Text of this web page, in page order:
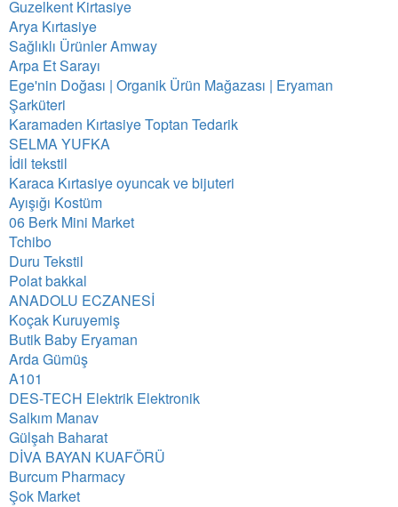
Guzelkent Kirtasiye
Arya Kırtasiye
Sağlıklı Ürünler Amway
Arpa Et Sarayı
Ege'nin Doğası | Organik Ürün Mağazası | Eryaman
Şarküteri
Karamaden Kırtasiye Toptan Tedarik
SELMA YUFKA
İdil tekstil
Karaca Kırtasiye oyuncak ve bijuteri
Ayışığı Kostüm
06 Berk Mini Market
Tchibo
Duru Tekstil
Polat bakkal
ANADOLU ECZANESİ
Koçak Kuruyemiş
Butik Baby Eryaman
Arda Gümüş
A101
DES-TECH Elektrik Elektronik
Salkım Manav
Gülşah Baharat
DİVA BAYAN KUAFÖRÜ
Burcum Pharmacy
Şok Market